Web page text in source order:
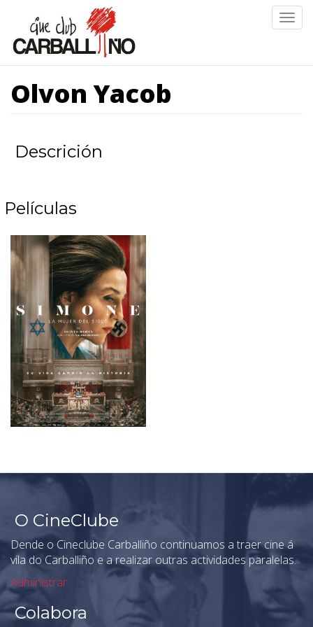
contido
principal
Olvon Yacob
Descrición
Películas
O CineClube
Dende o Cineclube Carballiño continuamos a traer cine á
vila do Carballiño e a realizar outras actividades paralelas.
Administrar
Colabora